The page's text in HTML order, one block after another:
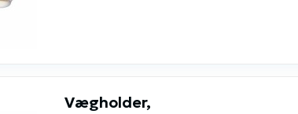
Vægholder,